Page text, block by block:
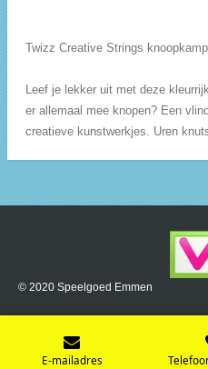
Twizz Creative Strings
Leef je lekker uit met deze
er allemaal mee knopen? Een
creatieve kunstwerkjes. Uren
© 2020 Speelgoed Emmen
E-mailadres